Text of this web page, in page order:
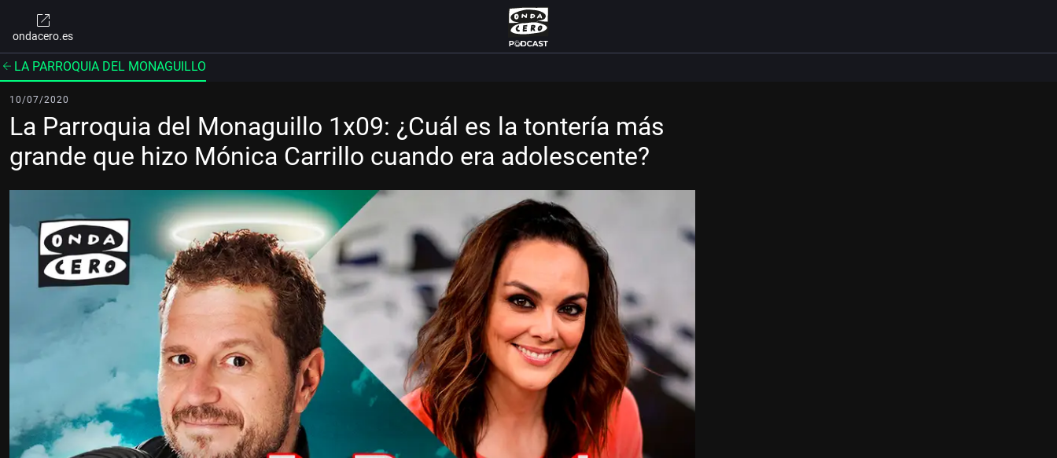
ondacero.es
LA PARROQUIA DEL MONAGUILLO
10/07/2020
La Parroquia del Monaguillo 1x09: ¿Cuál es la tontería más
grande que hizo Mónica Carrillo cuando era adolescente?